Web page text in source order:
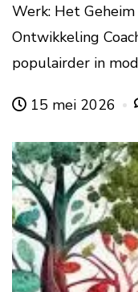
Werk: Het
Ontwikkeling
populairder in
15 mei 2026